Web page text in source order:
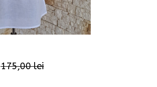
175,00lei